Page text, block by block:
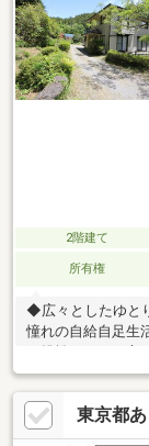
2階建て
所有権
◆広々としたゆと
憧れの自給自足生
に挑戦をしたい
んな贅沢な時間
地域 理想の田舎
好 自然豊かな地
スーパーやドラッ
東京都